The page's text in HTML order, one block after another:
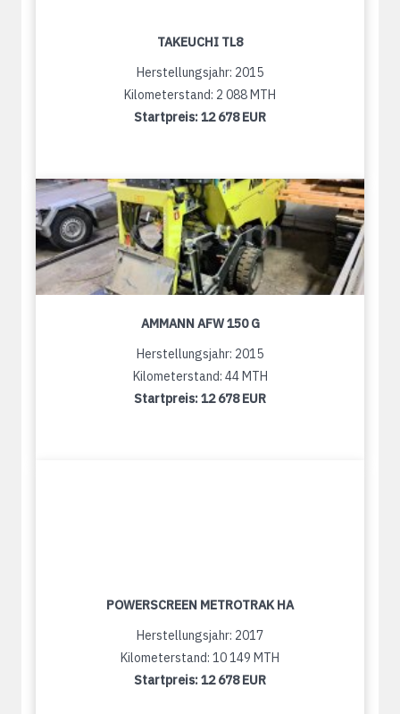
TAKEUCHI TL8
Herstellungsjahr: 2015
Kilometerstand: 2 088 MTH
Startpreis:12 678 EUR
AMMANN AFW 150 G
Herstellungsjahr: 2015
Kilometerstand: 44 MTH
Startpreis:12 678 EUR
POWERSCREEN METROTRAK HA
Herstellungsjahr: 2017
Kilometerstand: 10 149 MTH
Startpreis:12 678 EUR